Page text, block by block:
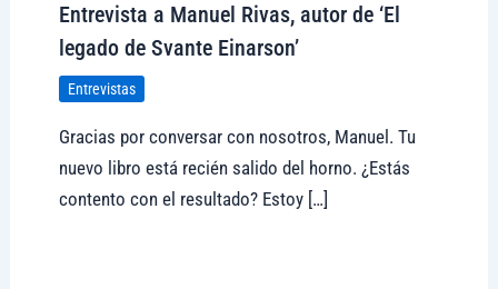
Entrevista a Manuel Rivas, autor de ‘El
legado de Svante Einarson’
Entrevistas
Gracias por conversar con nosotros, Manuel. Tu
nuevo libro está recién salido del horno. ¿Estás
contento con el resultado? Estoy […]